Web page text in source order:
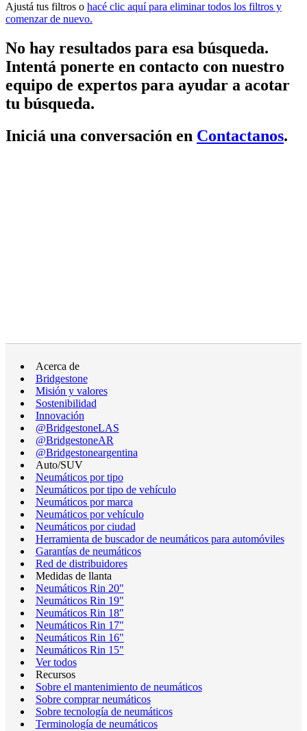
Ajustá tus filtros o hacé clic aquí para eliminar todos los filtros y
comenzar de nuevo.
No hay resultados para esa búsqueda.
Intentá ponerte en contacto con nuestro
equipo de expertos para ayudar a acotar
tu búsqueda.
Iniciá una conversación en Contactanos.
Acerca de
Bridgestone
Misión y valores
Sostenibilidad
Innovación
@BridgestoneLAS
@BridgestoneAR
@Bridgestoneargentina
Auto/SUV
Neumáticos por tipo
Neumáticos por tipo de vehículo
Neumáticos por marca
Neumáticos por vehículo
Neumáticos por ciudad
Herramienta de buscador de neumáticos para automóviles
Garantías de neumáticos
Red de distribuidores
Medidas de llanta
Neumáticos Rin 20"
Neumáticos Rin 19"
Neumáticos Rin 18"
Neumáticos Rin 17"
Neumáticos Rin 16"
Neumáticos Rin 15"
Ver todos
Recursos
Sobre el mantenimiento de neumáticos
Sobre comprar neumáticos
Sobre tecnología de neumáticos
Terminología de neumáticos